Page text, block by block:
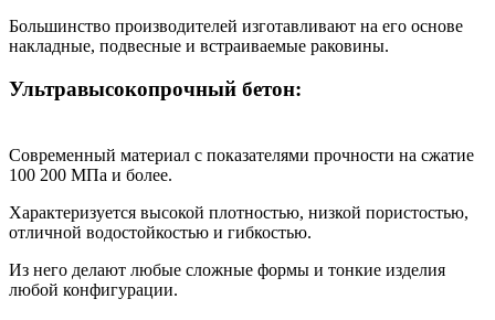
Большинство производителей изготавливают на его основе
накладные, подвесные и встраиваемые раковины.
Ультравысокопрочный бетон:
Современный материал с показателями прочности на сжатие
100 200 МПа и более.
Характеризуется высокой плотностью, низкой пористостью,
отличной водостойкостью и гибкостью.
Из него делают любые сложные формы и тонкие изделия
любой конфигурации.